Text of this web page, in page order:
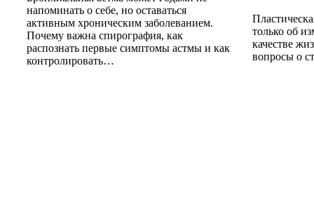
напоминать о себе, но оставаться
активным хроническим заболеванием.
Почему важна спирография, как
распознать первые симптомы астмы и как
контролировать…
только об
качестве
вопросы о